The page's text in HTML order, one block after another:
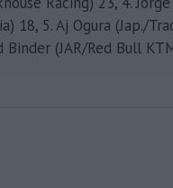
18, 5. Aj Ogura (Jap./
Binder (JAR/Red Bull